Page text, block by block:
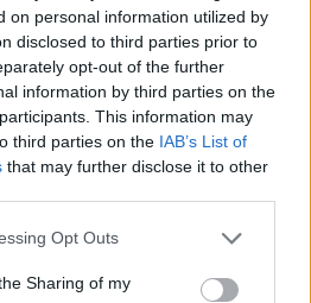
on personal information utilized by
disclosed to third parties prior to
opt-out of the further
information by third parties on the
This information may
third parties on the IAB’s List of
that may further disclose it to other
Opt Outs
Sharing of my
sen myösSportsnetin